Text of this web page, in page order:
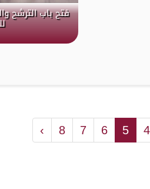
فتح باب الترشح
4
5
6
7
8
›